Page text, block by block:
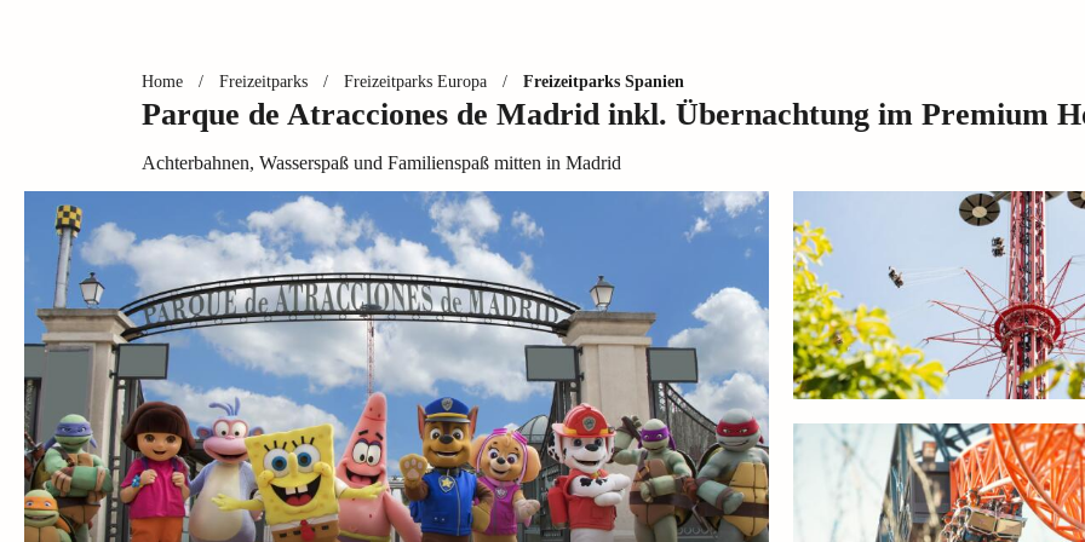
Home / Freizeitparks / Freizeitparks Europa / Freizeitparks Spanien
Parque de Atracciones de Madrid inkl. Übernachtung im Premium
Achterbahnen, Wasserspaß und Familienspaß mitten in Madrid